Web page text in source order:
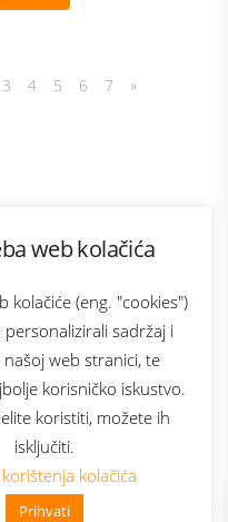
web kolačića
kolačiće (eng. "cookies")
personalizirali sadržaj i
našoj web stranici, te
korisničko iskustvo.
koristiti, možete ih
isključiti.
kolačića
Prihvati
mogu pomoći?
3 4 5 6 7 »